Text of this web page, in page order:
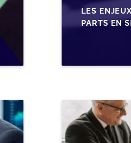
LES
PARTS EN